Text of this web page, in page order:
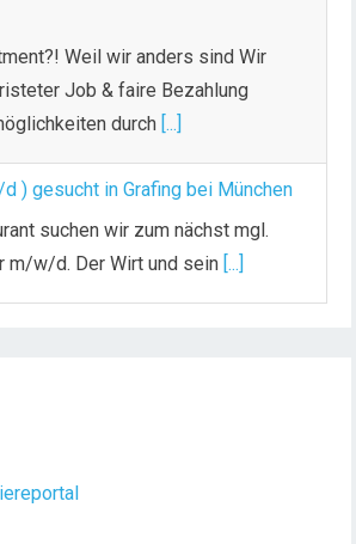
Weil wir anders sind Wir
Job & faire Bezahlung
durch [...]
suchen wir zum nächst mgl.
m/w/d. Der Wirt und sein[...]